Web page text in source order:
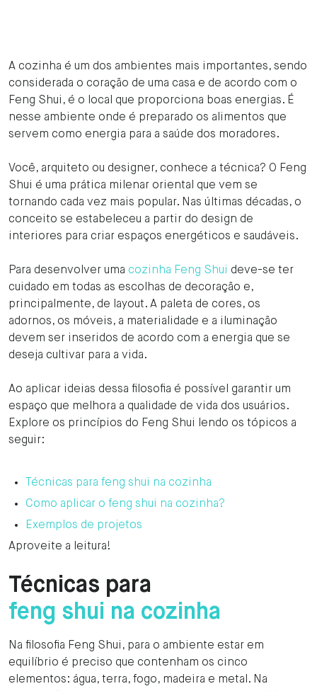
A cozinha é um dos ambientes mais importantes, sendo
considerada o coração de uma casa e de acordo com o
Feng Shui, é o local que proporciona boas energias. É
nesse ambiente onde é preparado os alimentos que
servem como energia para a saúde dos moradores.
Você, arquiteto ou designer, conhece a técnica? O Feng
Shui é uma prática milenar oriental que vem se
tornando cada vez mais popular. Nas últimas décadas, o
conceito se estabeleceu a partir do design de
interiores para criar espaços energéticos e saudáveis.
Para desenvolver uma cozinha Feng Shui deve-se ter
cuidado em todas as escolhas de decoração e,
principalmente, de layout. A paleta de cores, os
adornos, os móveis, a materialidade e a iluminação
devem ser inseridos de acordo com a energia que se
deseja cultivar para a vida.
Ao aplicar ideias dessa filosofia é possível garantir um
espaço que melhora a qualidade de vida dos usuários.
Explore os princípios do Feng Shui lendo os tópicos a
seguir:
Técnicas para feng shui na cozinha
Como aplicar o feng shui na cozinha?
Exemplos de projetos
Aproveite a leitura!
Técnicas para
feng shui na cozinha
Na filosofia Feng Shui, para o ambiente estar em
equilíbrio é preciso que contenham os cinco
elementos: água, terra, fogo, madeira e metal. Na